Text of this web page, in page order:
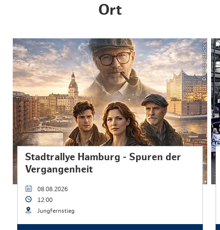
Ort
© Unboxedtactics
Stadtrallye Hamburg - Spuren der
Vergangenheit
08.08.2026
12:00
Jungfernstieg